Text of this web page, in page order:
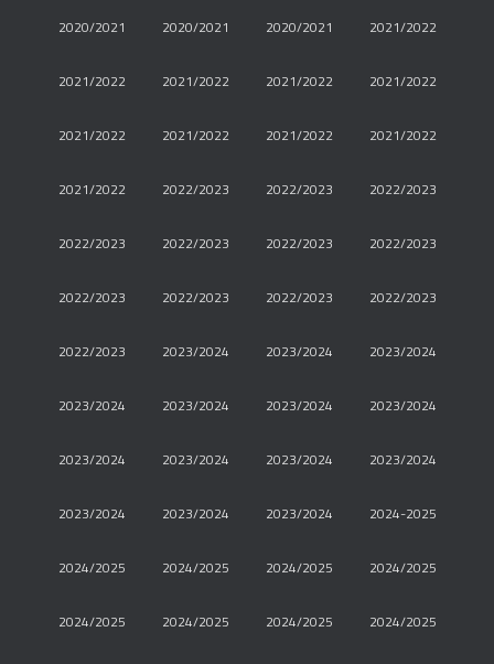
2020/2021 2020/2021 2020/2021 2021/2022
2021/2022 2021/2022 2021/2022 2021/2022
2021/2022 2021/2022 2021/2022 2021/2022
2021/2022 2022/2023 2022/2023 2022/2023
2022/2023 2022/2023 2022/2023 2022/2023
2022/2023 2022/2023 2022/2023 2022/2023
2022/2023 2023/2024 2023/2024 2023/2024
2023/2024 2023/2024 2023/2024 2023/2024
2023/2024 2023/2024 2023/2024 2023/2024
2023/2024 2023/2024 2023/2024 2024-2025
2024/2025 2024/2025 2024/2025 2024/2025
2024/2025 2024/2025 2024/2025 2024/2025